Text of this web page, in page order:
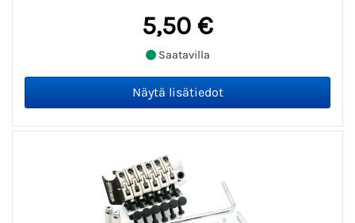
5,50 €
Saatavilla